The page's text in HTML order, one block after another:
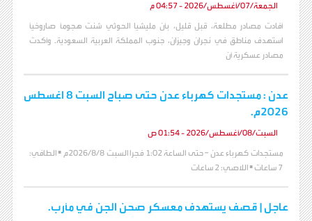
الجمعة/07/أغسطس/2026 - 04:57 م
أفادت مصادر مطلعة، قبل قليل، بأن مليشيا الحوثي شنت هجومًا صاروخيًا
استهدف مناطق في نجران وجيزان، جنوب المملكة العربية السعودية. وأكدت
مصادر عسكرية أن
عدن : مستجدات كهرباء عدن حتى صباح السبت 8 اغسطس
2026م.
السبت/08/أغسطس/2026 - 01:54 ص
مستجدات كهرباء عدن – حتى الساعة 1:02 فجرا السبت 2026/8/8م ▪️ الطافي:
7 ساعات ▪️ اللاصي: 2 ساعات
عاجل | قصف يستهدف معسكر صحن الجن في مأرب.